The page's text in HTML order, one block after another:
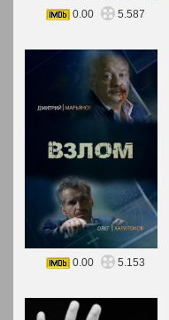
0.00 5.587
0.00 5.153